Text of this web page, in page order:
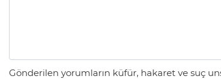
Gönderilen yorumların küfür, hakaret ve suç